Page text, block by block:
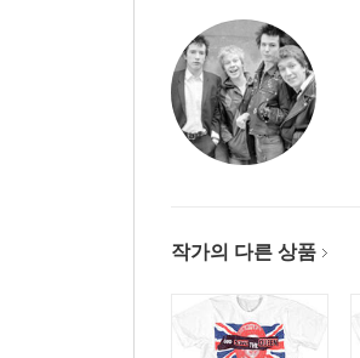
작가의 다른 상품